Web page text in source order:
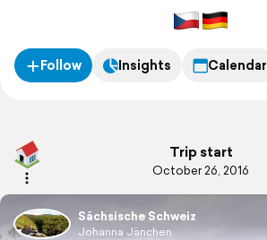
Follow Insights Calendar
Trip start
October 26, 2016
Sächsische Schweiz
Johanna Jänchen